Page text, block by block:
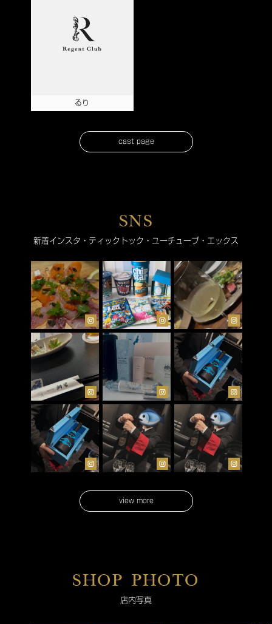
るり
cast page
SNS
新着インスタ・ティックトック・ユーチューブ・エックス
view more
SHOP PHOTO
店内写真